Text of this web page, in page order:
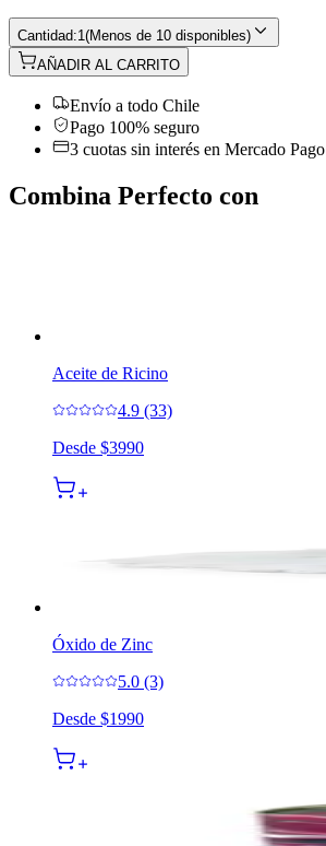
Cantidad:1 (Menos de 10 disponibles)
AÑADIR AL CARRITO
Envío a todo Chile
Pago 100% seguro
3 cuotas sin interés en Mercado Pago
Combina Perfecto con
Aceite de Ricino
4.9 (33)
Desde $3990
Óxido de Zinc
5.0 (3)
Desde $1990